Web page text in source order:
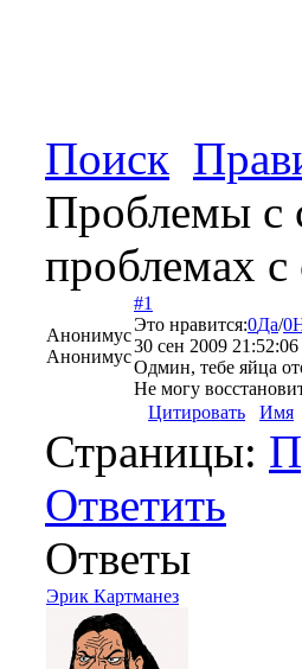
Поиск
Проблемы с
проблемах
Анонимус
Анонимус
#1
Это нравится:0Да/0
30 сен 2009 21:52:06
Одмин, тебе яйца
Не могу
Цитировать
Имя
Страницы:
Ответить
Ответы
Эрик Картманез